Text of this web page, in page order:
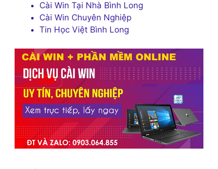
Cài Win Tại Nhà Bình Long
Cài Win Chuyên Nghiệp
Tin Học Việt Bình Long